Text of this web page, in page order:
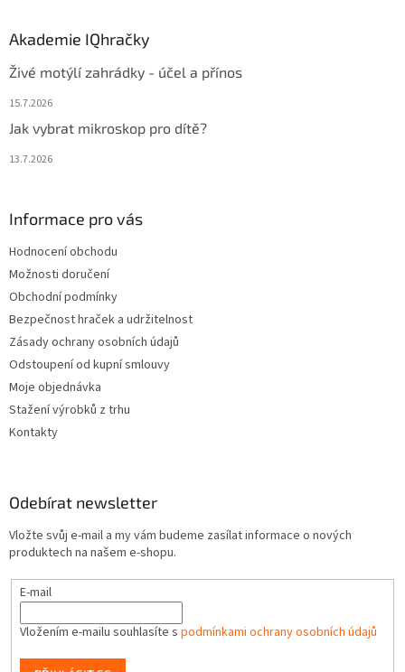
Akademie IQhračky
Živé motýlí zahrádky - účel a přínos
15.7.2026
Jak vybrat mikroskop pro dítě?
13.7.2026
Informace pro vás
Hodnocení obchodu
Možnosti doručení
Obchodní podmínky
Bezpečnost hraček a udržitelnost
Zásady ochrany osobních údajů
Odstoupení od kupní smlouvy
Moje objednávka
Stažení výrobků z trhu
Kontakty
Odebírat newsletter
Vložte svůj e-mail a my vám budeme zasílat informace o nových
produktech na našem e-shopu.
E-mail
Vložením e-mailu souhlasíte s podmínkami ochrany osobních údajů